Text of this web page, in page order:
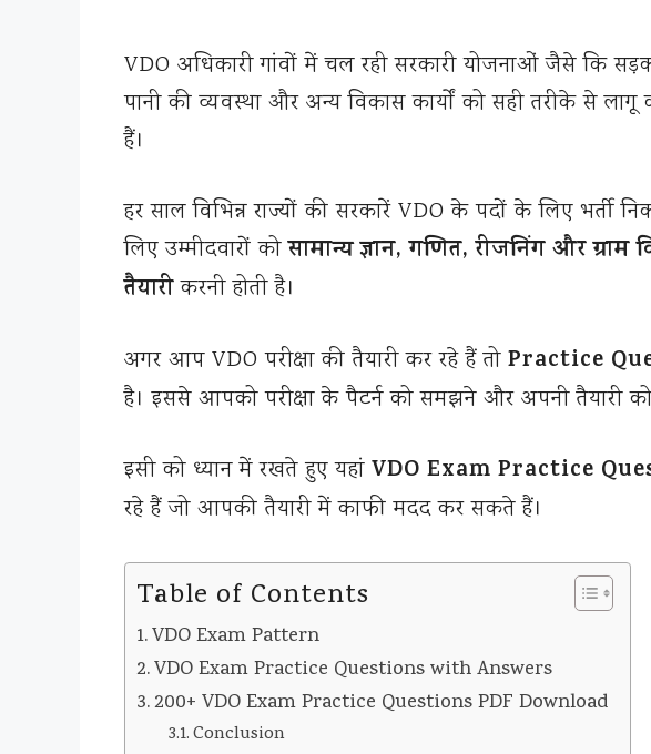
VDO अधिकारी गांवों में चल रही सरकारी योजनाओं जैसे कि सड़क
पानी की व्यवस्था और अन्य विकास कार्यों को सही तरीके से
हैं।
हर साल विभिन्न राज्यों की सरकारें VDO के पदों के लिए भर्ती
लिए उम्मीदवारों कोसामान्य ज्ञान, गणित, रीजनिंग और
तैयारीकरनी होती है।
अगर आप VDO परीक्षा की तैयारी कर रहे हैं तो Practice
है। इससे आपको परीक्षा के पैटर्न को समझने और अपनी तैयारी
इसी को ध्यान में रखते हुए यहां VDO Exam Practice
रहे हैं जो आपकी तैयारी में काफी मदद कर सकते हैं।
Table of Contents
VDO Exam Pattern
VDO Exam Practice Questions with Answers
200+ VDO Exam Practice Questions PDF Download
Conclusion